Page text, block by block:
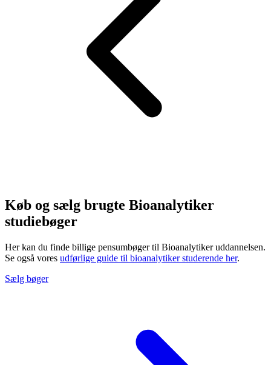
Køb og sælg brugte Bioanalytiker
studiebøger
Her kan du finde billige pensumbøger til Bioanalytiker uddannelsen.
Se også vores udførlige guide til bioanalytiker studerende her.
Sælg bøger